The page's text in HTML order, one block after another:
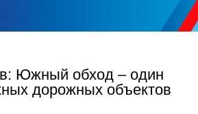
Южный обход – один
дорожных объектов